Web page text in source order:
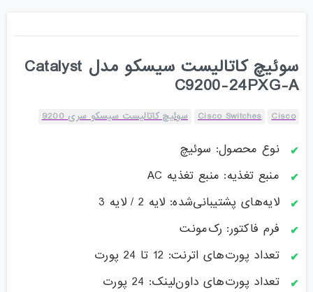
سوئیچ کاتالیست سیسکو مدل Catalyst
C9200-24PXG-A
Cisco
Cisco Switches سوئیچ کاتالیست سیسکو سری 9200
نوع محصول: سوئیچ
منبع تغذیه: منبع تغذیه AC
لایه‌های پشتیبانی‌شده: لایه 2 / لایه 3
فرم فاکتور: رک‌مونت
تعداد پورت‌های اترنت: 12 تا 24 پورت
تعداد پورت‌های داون‌لینک: 24 پورت